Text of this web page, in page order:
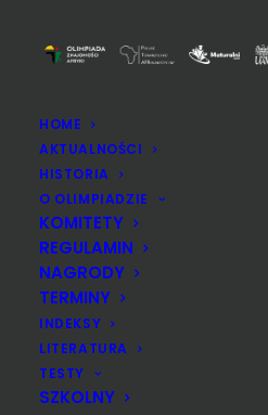
HOME
AKTUALNOŚCI
HISTORIA
O OLIMPIADZIE
KOMITETY
REGULAMIN
NAGRODY
TERMINY
INDEKSY
LITERATURA
TESTY
SZKOLNY